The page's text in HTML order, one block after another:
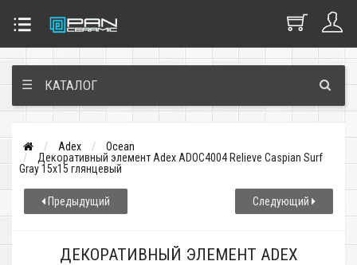
☰ КАТАЛОГ
Adex
Ocean
Декоративный элемент Adex ADOC4004 Relieve Caspian Surf
Gray 15x15 глянцевый
Предыдущий Следующий
ДЕКОРАТИВНЫЙ ЭЛЕМЕНТ ADEX